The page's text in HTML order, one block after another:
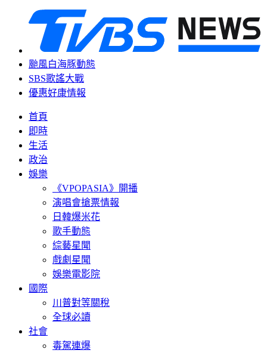
颱風白海豚動態
SBS歌謠大戰
優惠好康情報
首頁
即時
生活
政治
娛樂
《VPOPASIA》開播
演唱會搶票情報
日韓爆米花
歌手動態
綜藝星聞
戲劇星聞
娛樂電影院
國際
川普對等關稅
全球必讀
社會
毒駕連爆